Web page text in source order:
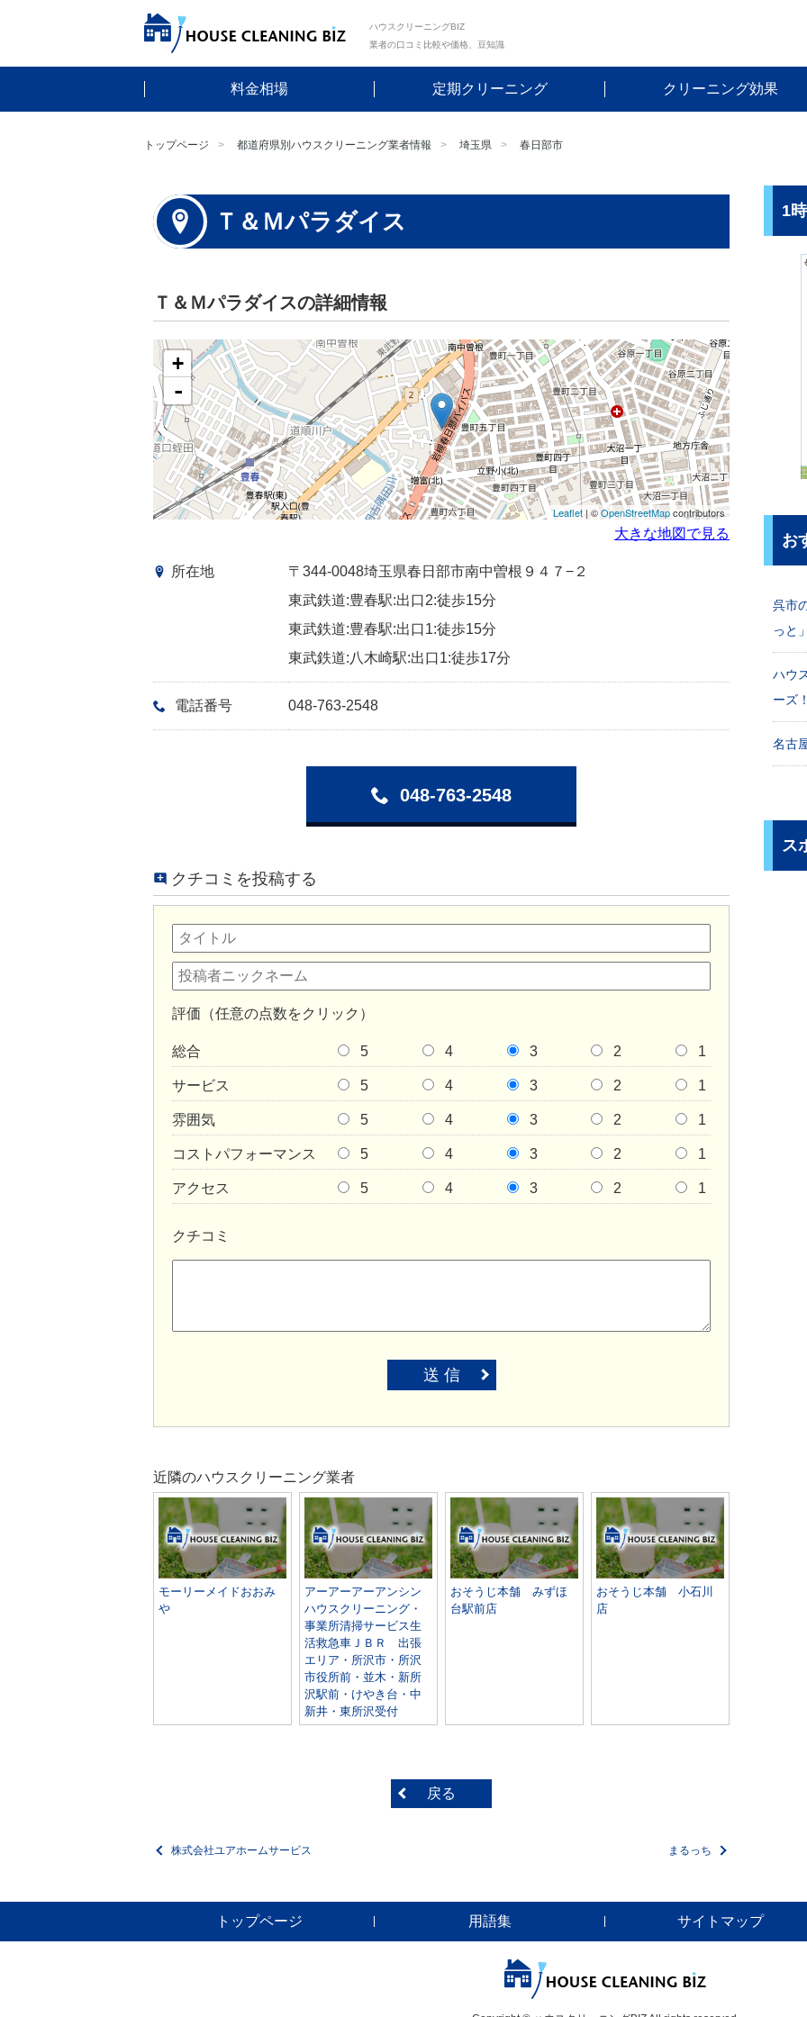
ハウスクリーニングBIZ
業者の口コミ比較や価格、豆知識
料金相場 定期クリーニング クリーニング効果
トップページ 都道府県別ハウスクリーニング業者情報 埼玉県 春日部市
Ｔ＆Ｍパラダイス
Ｔ＆Ｍパラダイスの詳細情報
+
-
Leaflet | ©OpenStreetMapcontributors
大きな地図で見る
所在地
〒344-0048埼玉県春日部市南中曽根９４７−２
東武鉄道:豊春駅:出口2:徒歩15分
東武鉄道:豊春駅:出口1:徒歩15分
東武鉄道:八木崎駅:出口1:徒歩17分
電話番号 048-763-2548
048-763-2548
クチコミを投稿する
評価（任意の点数をクリック）
総合 5 4 3 2 1
サービス 5 4 3 2 1
雰囲気 5 4 3 2 1
コストパフォーマンス 5 4 3 2 1
アクセス 5 4 3 2 1
クチコミ
送 信
近隣のハウスクリーニング業者
モーリーメイドおおみ
や
アーアーアーアンシン
ハウスクリーニング・
事業所清掃サービス生
活救急車ＪＢＲ 出張
エリア・所沢市・所沢
市役所前・並木・新所
沢駅前・けやき台・中
新井・東所沢受付
おそうじ本舗 みずほ
台駅前店
おそうじ本舗 小石川
店
戻る
株式会社ユアホームサービス まるっち
1
お
呉市
っと」
ハウ
ーズ！
名古
ス
トップページ 用語集 サイトマップ